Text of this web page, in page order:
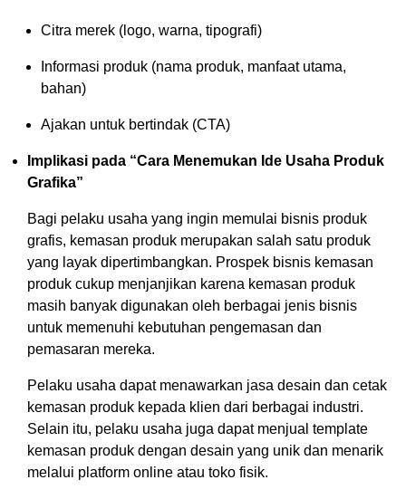
Citra merek (logo, warna, tipografi)
Informasi produk (nama produk, manfaat utama,
bahan)
Ajakan untuk bertindak (CTA)
Implikasi pada “Cara Menemukan Ide Usaha Produk
Grafika”
Bagi pelaku usaha yang ingin memulai bisnis produk
grafis, kemasan produk merupakan salah satu produk
yang layak dipertimbangkan. Prospek bisnis kemasan
produk cukup menjanjikan karena kemasan produk
masih banyak digunakan oleh berbagai jenis bisnis
untuk memenuhi kebutuhan pengemasan dan
pemasaran mereka.
Pelaku usaha dapat menawarkan jasa desain dan cetak
kemasan produk kepada klien dari berbagai industri.
Selain itu, pelaku usaha juga dapat menjual template
kemasan produk dengan desain yang unik dan menarik
melalui platform online atau toko fisik.